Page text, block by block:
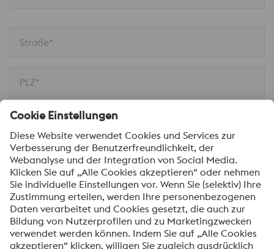
Straße*
PLZ*
Stadt*
Nachricht*
Ich möchte über Neuigkeiten automatisch